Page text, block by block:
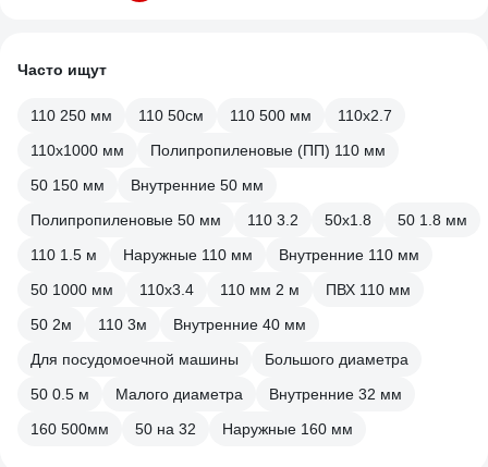
Часто ищут
110 250 мм 110 50см 110 500 мм
110х2.7
110х1000 мм
Полипропиленовые (ПП) 110 мм
50 150 мм
Внутренние 50 мм
Полипропиленовые 50 мм
110 3.2 50x1.8
50 1.8 мм
110 1.5 м
Наружные 110 мм
Внутренние 110 мм
50 1000 мм
110х3.4 110 мм 2 м
ПВХ 110 мм
50 2м
110 3м
Внутренние 40 мм
Для посудомоечной машины
Большого диаметра
50 0.5 м
Малого диаметра
Внутренние 32 мм
160 500мм
50 на 32 Наружные 160 мм